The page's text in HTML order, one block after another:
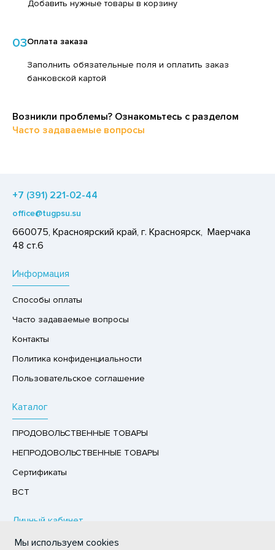
БЫСТРОГО ПРИГОТОВЛЕНИЯ
БЫСТРОГО ПРИГОТОВЛЕНИЯ
ОРЕХИ, ГРИБЫ
ПРОДУКТ
ПАСТА
ДЛЯ УХОДА ЗА КОЖЕЙ НОГ
ДЛЯ УХОДА ЗА ТЕЛОМ
МОЮЩИЕ,ЧИСТЯЩИЕ
КАРТЫ
Добавить нужные товары в корзину
03Оплата заказа
Заполнить обязательные поля и оплатить заказ
банковской картой
Возникли проблемы? Ознакомьтесь с разделом
Часто задаваемые вопросы
Информация
Способы оплаты
Часто задаваемые вопросы
Контакты
Политика конфиденциальности
Пользовательское соглашение
Каталог
ПРОДОВОЛЬСТВЕННЫЕ ТОВАРЫ
НЕПРОДОВОЛЬСТВЕННЫЕ ТОВАРЫ
Сертификаты
ВСТ
Личный кабинет
Авторизация / Регистрация
+7 (391) 221-02-44
office@tugpsu.su
660075, Красноярский край, г. Красноярск, Маерчака
48 ст.6
Мы используем cookies